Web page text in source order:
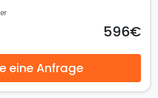
596€
eine Anfrage